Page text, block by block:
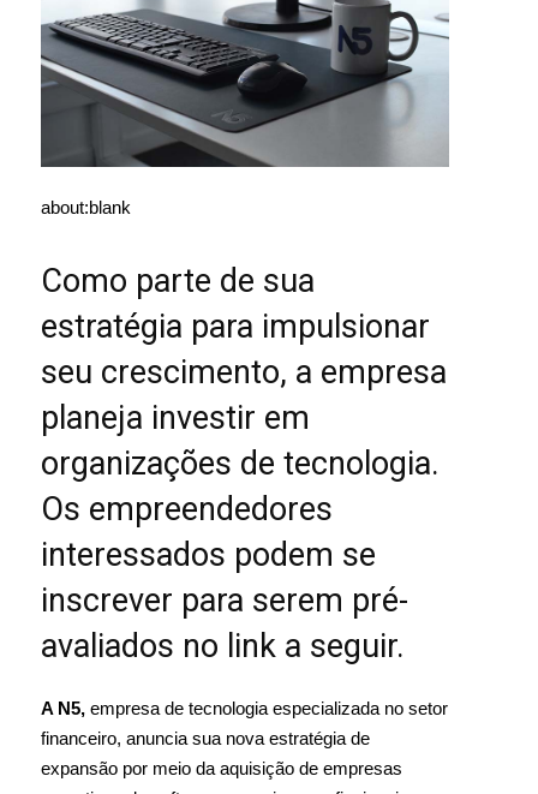
about:blank
Como parte de sua
estratégia para impulsionar
seu crescimento, a empresa
planeja investir em
organizações de tecnologia.
Os empreendedores
interessados podem se
inscrever para serem pré-
avaliados no link a seguir.
A N5, empresa de tecnologia especializada no setor
financeiro, anuncia sua nova estratégia de
expansão por meio da aquisição de empresas